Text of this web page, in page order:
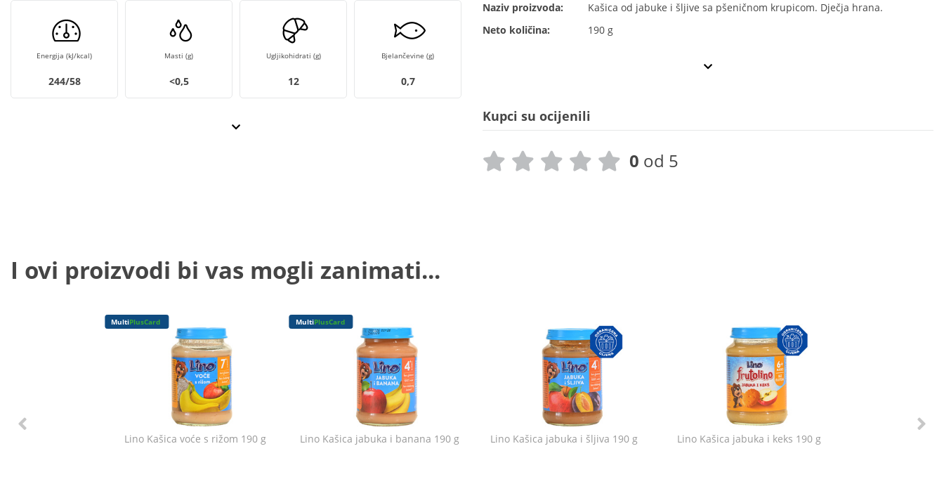
Energija (kJ/kcal)
244/58
Masti (g)
<0,5
Ugljikohidrati (g)
12
Bjelančevine (g)
0,7
Naziv proizvoda:
Kašica od jabuke i šljive sa pšeničnom krupicom. Dječja hrana.
Neto količina:
190 g
Kupci su ocijenili
0 od 5
I ovi proizvodi bi vas mogli zanimati...
MultiPlusCard
Lino Kašica voće s rižom 190 g
MultiPlusCard
Lino Kašica jabuka i banana 190 g Lino Kašica jabuka i šljiva 190 g Lino Kašica jabuka i keks 190 g